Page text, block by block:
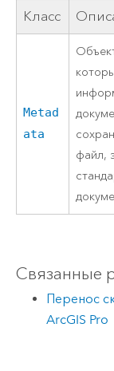
Класс
Metad
ata
файл,
Связанные
Перенос
ArcGIS Pro